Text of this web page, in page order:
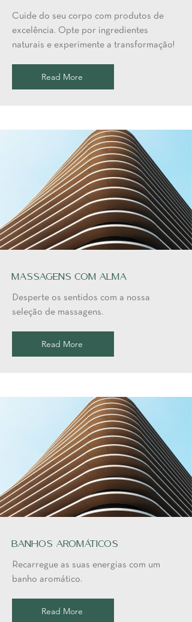
Cuide do seu corpo com produtos de
excelência. Opte por ingredientes
naturais e experimente a transformação!
Read More
Massagens com Alma
Desperte os sentidos com a nossa
seleção de massagens.
Read More
Banhos Aromáticos
Recarregue as suas energias com um
banho aromático.
Read More